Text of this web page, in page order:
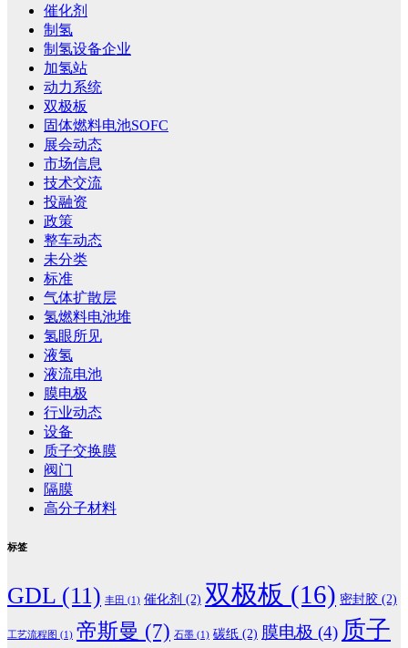
催化剂
制氢
制氢设备企业
加氢站
动力系统
双极板
固体燃料电池SOFC
展会动态
市场信息
技术交流
投融资
政策
整车动态
未分类
标准
气体扩散层
氢燃料电池堆
氢眼所见
液氢
液流电池
膜电极
行业动态
设备
质子交换膜
阀门
隔膜
高分子材料
标签
GDL (11) 丰田 (1) 催化剂 (2) 双极板 (16) 密封胶 (2)
工艺流程图 (1) 帝斯曼 (7) 石墨 (1) 碳纸 (2) 膜电极 (4) 质子